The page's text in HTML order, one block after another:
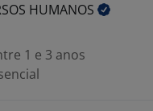
HUMANOS
1 e 3 anos